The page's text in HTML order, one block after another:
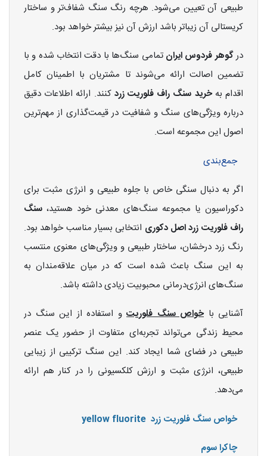
طبیعی آن تعیین می‌شود. هرچه رنگ سنگ شفاف‌تر و ساختار
کریستالی آن زیباتر باشد ارزش آن نیز بیشتر خواهد بود.
درگوهر فردوس ایران تمامی سنگ‌ها با دقت انتخاب شده و با
تضمین اصالت ارائه می‌شوند تا مشتریان با اطمینان کامل
اقدام بهخرید سنگ راف فلوریت زرد کنند. ارائه اطلاعات دقیق
درباره ویژگی‌های سنگ و شفافیت در قیمت‌گذاری از مهم‌ترین
اصول این مجموعه است.
جمع‌بندی
اگر به دنبال سنگی خاص با جلوه طبیعی و انرژی مثبت برای
دکوراسیون یا مجموعه سنگ‌های معدنی خود هستید، سنگ
راف فلوریت زرد اصل دکوری انتخابی بسیار مناسب خواهد بود.
رنگ زرد درخشان، ساختار طبیعی و ویژگی‌های معنوی منتسب
به این سنگ باعث شده است که در میان علاقه‌مندان به
سنگ‌های انرژی‌درمانی محبوبیت زیادی داشته باشد.
آشنایی با خواص سنگ فلوریت و استفاده از این سنگ در
محیط زندگی می‌تواند تجربه‌ای متفاوت از حضور یک عنصر
طبیعی در فضای شما ایجاد کند. این سنگ ترکیبی از زیبایی
طبیعی، انرژی مثبت و ارزش کلکسیونی را در کنار هم ارائه
می‌دهد.
خواص سنگ فلوریت زرد yellow fluorite
چاکرا سوم